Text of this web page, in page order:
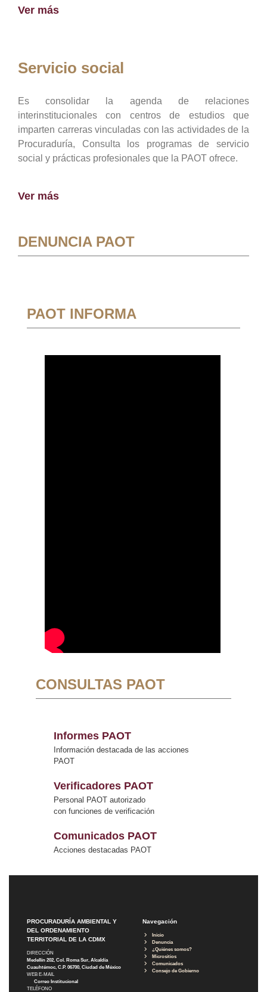
Ver más
Servicio social
Es consolidar la agenda de relaciones
interinstitucionales con centros de estudios que
imparten carreras vinculadas con las actividades de la
Procuraduría, Consulta los programas de servicio
social y prácticas profesionales que la PAOT ofrece.
Ver más
DENUNCIA PAOT
PAOT INFORMA
CONSULTAS PAOT
Informes PAOT
Información destacada de las acciones
PAOT
Verificadores PAOT
Personal PAOT autorizado
con funciones de verificación
Comunicados PAOT
Acciones destacadas PAOT
PROCURADURÍA AMBIENTAL Y
DEL ORDENAMIENTO
TERRITORIAL DE LA CDMX
DIRECCIÓN
Medellín 202, Col. Roma Sur, Alcaldía
Cuauhtémoc, C.P. 06700, Ciudad de México
WEB E-MAIL
Correo Institucional
TELÉFONO
Navegación
Inicio
Denuncia
¿Quiénes somos?
Micrositios
Comunicados
Consejo de Gobierno